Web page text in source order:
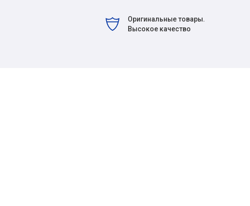
Оригинальные товары.
Высокое качество